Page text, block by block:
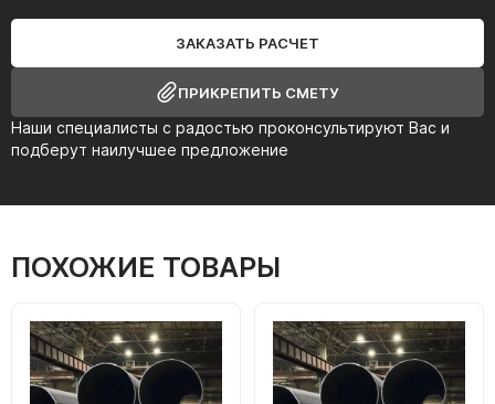
Наши специалисты с радостью проконсультируют Вас и
подберут наилучшее предложение
ЗАКАЗАТЬ РАСЧЕТ
ПРИКРЕПИТЬ СМЕТУ
ПОХОЖИЕ ТОВАРЫ